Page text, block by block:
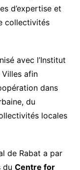
d’expertise et
collectivités
avec l’Institut
afin
dans
du
locales
de Rabat a par
du Centre for